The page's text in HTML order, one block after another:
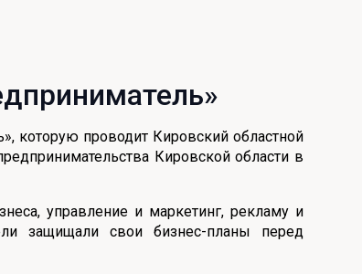
которую проводит Кировский областной
Кировской области в
управление и маркетинг, рекламу и
защищали свои бизнес-планы перед